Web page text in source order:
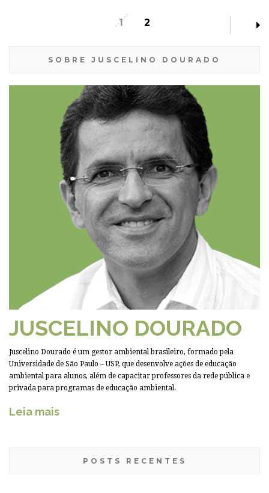
1 2
SOBRE JUSCELINO DOURADO
JUSCELINO DOURADO
Juscelino Dourado é um gestor ambiental brasileiro, formado pela
Universidade de São Paulo – USP, que desenvolve ações de educação
ambiental para alunos, além de capacitar professores da rede pública e
privada para programas de educação ambiental.
Leia mais
POSTS RECENTES